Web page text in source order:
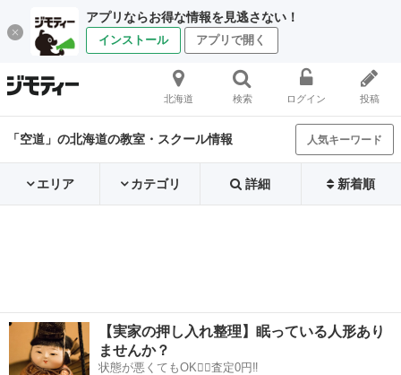
アプリならお得な情報を見逃さない！
インストール アプリで開く
北海道 検索 ログイン 投稿
「空道」の北海道の教室・スクール情報 人気キーワード
エリア カテゴリ 詳細 新着順
【実家の押し入れ整理】眠っている人形あり
ませんか？
状態が悪くてもOK🙆‍♀️査定0円‼️